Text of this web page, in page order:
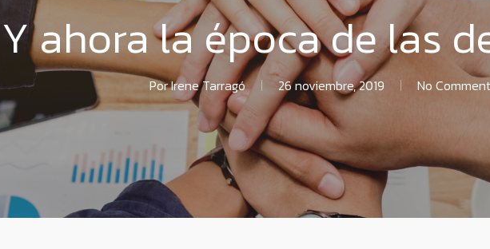
Y ahora la época de las
PorIrene Tarragó 26 noviembre, 2019 No